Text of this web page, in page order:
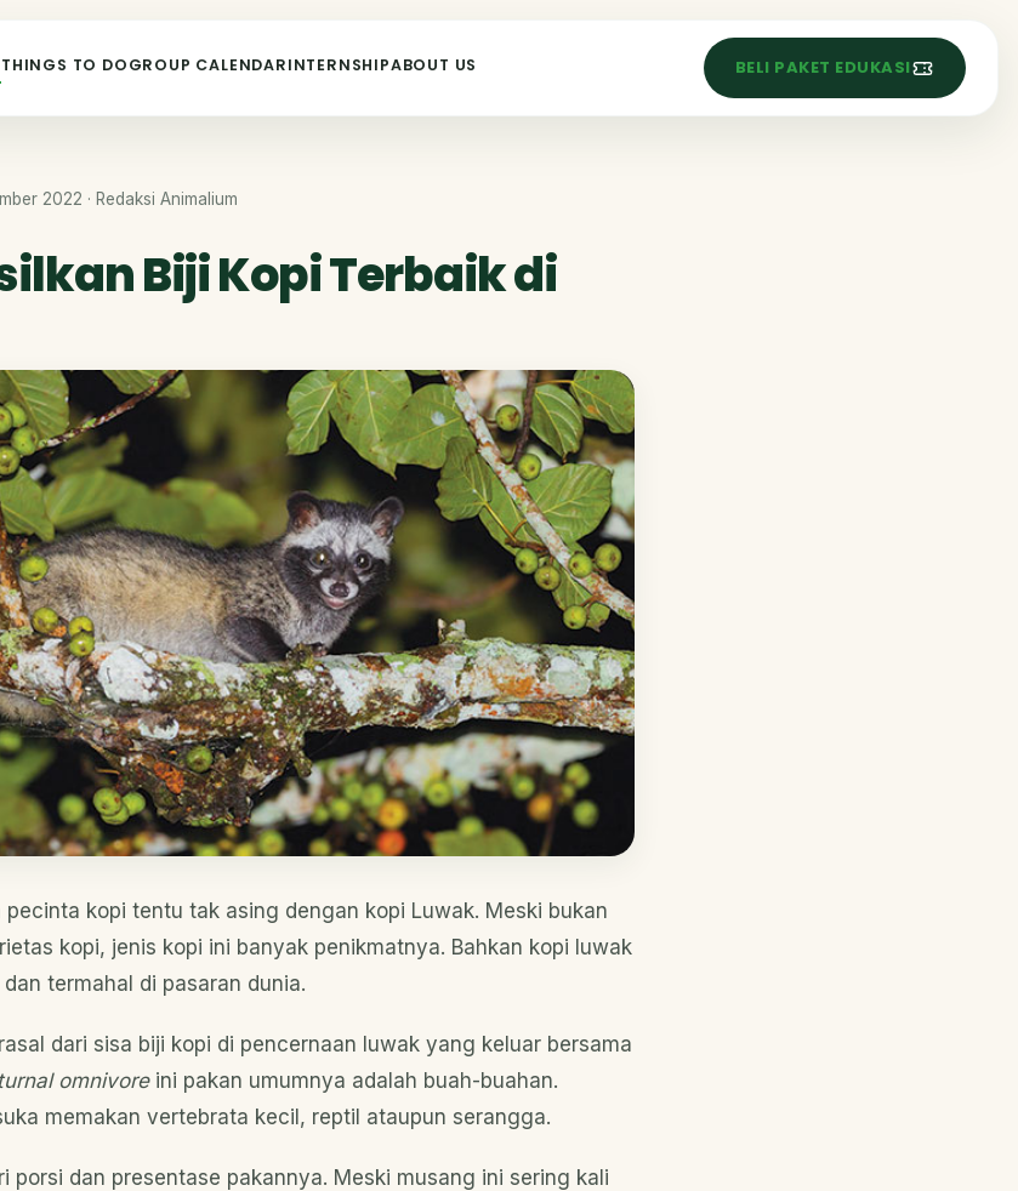
THINGS TO DOGROUP CALENDARINTERNSHIPABOUT US BELI PAKET EDUKASI
2022 · Redaksi Animalium
Biji Kopi Terbaik di
kopi tentu tak asing dengan kopi Luwak. Meski bukan
kopi, jenis kopi ini banyak penikmatnya. Bahkan kopi luwak
termahal di pasaran dunia.
dari sisa biji kopi di pencernaan luwak yang keluar bersama
omnivoreini pakan umumnya adalah buah-buahan.
memakan vertebrata kecil, reptil ataupun serangga.
porsi dan presentase pakannya. Meski musang ini sering kali